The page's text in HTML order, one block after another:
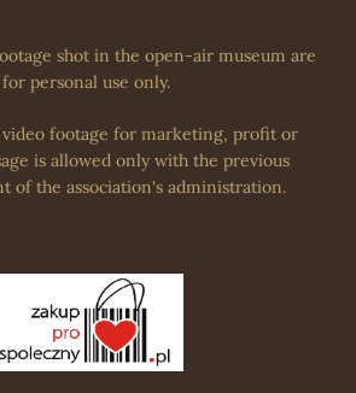
shot in the open-air museum are
for personal use only.
footage for marketing, profit or
is allowed only with the previous
of the association's administration.